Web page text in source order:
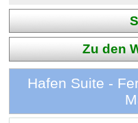
Zu den
Hafen Suite -